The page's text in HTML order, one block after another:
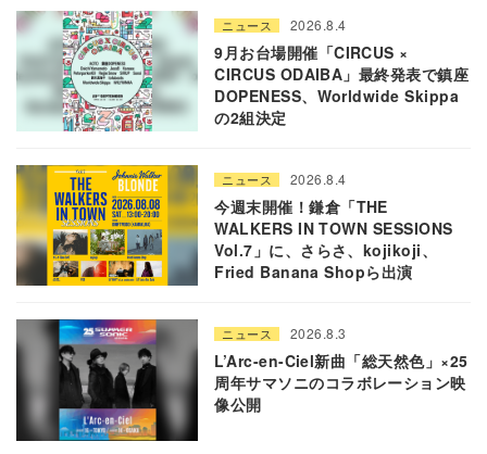
ニュース 2026.8.4
9月お台場開催「CIRCUS ×
CIRCUS ODAIBA」最終発表で鎮座
DOPENESS、Worldwide Skippa
の2組決定
ニュース 2026.8.4
今週末開催！鎌倉「THE
WALKERS IN TOWN SESSIONS
Vol.7」に、さらさ、kojikoji、
Fried Banana Shopら出演
ニュース 2026.8.3
L’Arc-en-Ciel新曲「総天然色」×25
周年サマソニのコラボレーション映
像公開